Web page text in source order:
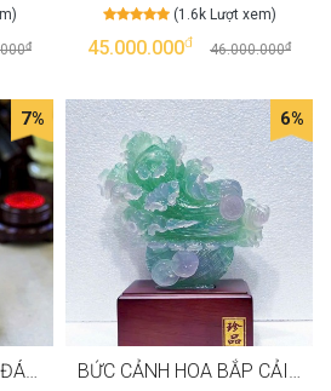
đ
(1.6k Lượt xem)
45.000.000đ 46.000.000đ
7%
TƯỢNG QUAN CÔNG ĐÁ NGỌC PAKISTAN CAO 30CM T3537
6%
BỨC CẢNH HOA BẮP CẢI ĐÁ FLORIST T3532